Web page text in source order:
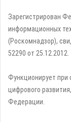
Зарегистрирован
информационных
(Роскомнадзор),
52290 от 25.12.2012.
Функционирует при
цифрового
Федерации.